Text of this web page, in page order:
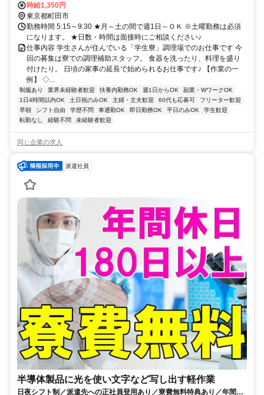
京王相模原線 橋本（神奈川県）北口徒歩約23分、ＪＲ相模線 橋本
（神奈川県）北口徒歩約23分
時給1,350円
東京都町田市
勤務時間 5:15～9:30 ★月～土の間で週1日～ＯＫ ※土曜勤務は必須
になります。 ★日数・時間は面接時にご相談ください♪
仕事内容 学生さんが住んでいる「学生寮」調理場でのお仕事です 今
回の募集は寮での調理補助スタッフ。 食器を洗ったり、料理を盛り
付けたり。 日頃の家事の延長で始められるお仕事です♪ 【作業の一
例】 ◇...
制服あり 業界未経験者歓迎 扶養内勤務OK 週1日からOK
副業・WワークOK
1日4時間以内OK
土日祝のみOK 主婦・主夫歓迎 60代も応募可
フリーター歓迎
早朝
シフト自由 学歴不問 車通勤OK 即日勤務OK 平日のみOK
学生歓迎
転勤なし
経験不問 未経験者歓迎
同じ企業の求人
派遣社員
半導体製品に光を使い文字など写し出す軽作業
日夜シフト制／派遣先への正社員登用あり／寮費無料特典あり／年間休